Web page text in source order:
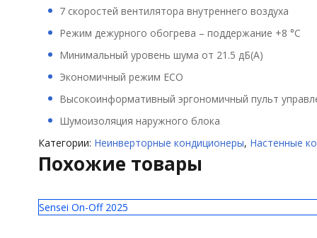
7 скоростей вентилятора внутреннего воздуха
Режим дежурного обогрева – поддержание +8 °С
Минимальный уровень шума от 21.5 дБ(А)
Экономичный режим ECO
Высокоинформативный эргономичный пульт
Шумоизоляция наружного блока
Категории: Неинверторные кондиционеры, Настенные
Похожие товары
Sensei On-Off 2025